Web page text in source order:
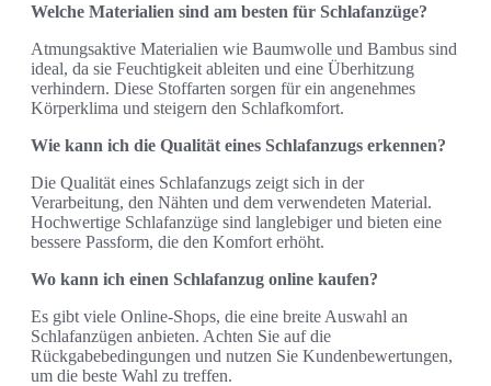
Welche Materialien sind am besten für Schlafanzüge?
Atmungsaktive Materialien wie Baumwolle und Bambus sind
ideal, da sie Feuchtigkeit ableiten und eine Überhitzung
verhindern. Diese Stoffarten sorgen für ein angenehmes
Körperklima und steigern den Schlafkomfort.
Wie kann ich die Qualität eines Schlafanzugs erkennen?
Die Qualität eines Schlafanzugs zeigt sich in der
Verarbeitung, den Nähten und dem verwendeten Material.
Hochwertige Schlafanzüge sind langlebiger und bieten eine
bessere Passform, die den Komfort erhöht.
Wo kann ich einen Schlafanzug online kaufen?
Es gibt viele Online-Shops, die eine breite Auswahl an
Schlafanzügen anbieten. Achten Sie auf die
Rückgabebedingungen und nutzen Sie Kundenbewertungen,
um die beste Wahl zu treffen.